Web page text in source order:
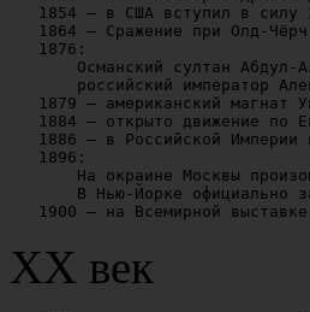
1854 — в США вступил в силу
1864 — Сражение при Олд-
   1876:
Османский султан Абдул-
российский император
1879 — американский магнат
1884 — открыто движение по
1886 — в Российской Империи
   1896:
На окраине Москвы
В Нью-Йорке официально
XX век